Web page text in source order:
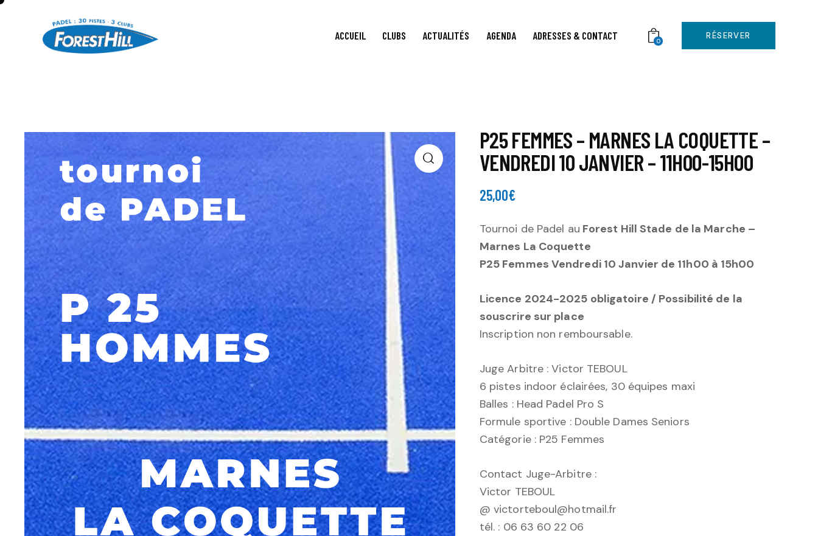
ACCUEIL CLUBS ACTUALITÉS AGENDA ADRESSES & CONTACT 0
RÉSERVER
P25 FEMMES – MARNES LA COQUETTE –
VENDREDI 10 JANVIER – 11H00-15H00
25,00€
Tournoi de Padel au Forest Hill Stade de la Marche –
Marnes La Coquette
P25 Femmes Vendredi 10 Janvier de 11h00 à 15h00
Licence 2024-2025 obligatoire / Possibilité de la
souscrire sur place
Inscription non remboursable.
Juge Arbitre : Victor TEBOUL
6 pistes indoor éclairées, 30 équipes maxi
Balles : Head Padel Pro S
Formule sportive : Double Dames Seniors
Catégorie : P25 Femmes
Contact Juge-Arbitre :
Victor TEBOUL
@ victorteboul@hotmail.fr
tél. : 06 63 60 22 06